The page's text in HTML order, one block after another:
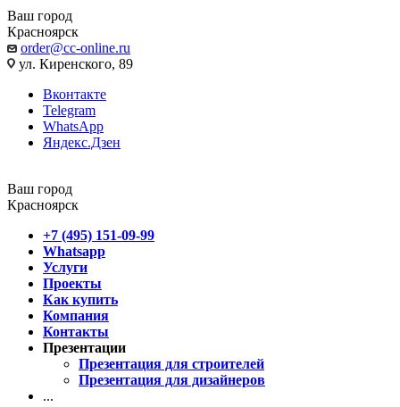
Ваш город
Красноярск
order@cc-online.ru
ул. Киренского, 89
Вконтакте
Telegram
WhatsApp
Яндекс.Дзен
Ваш город
Красноярск
+7 (495) 151-09-99
Whatsapp
Услуги
Проекты
Как купить
Компания
Контакты
Презентации
Презентация для строителей
Презентация для дизайнеров
...